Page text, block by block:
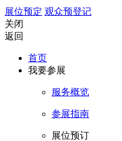
展位预定 观众预登记
关闭
返回
首页
我要参展
服务概览
参展指南
展位预订